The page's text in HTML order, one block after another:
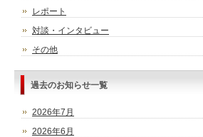
レポート
対談・インタビュー
その他
過去のお知らせ一覧
2026年7月
2026年6月